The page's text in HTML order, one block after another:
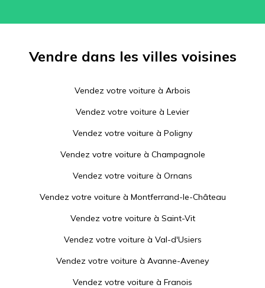
Vendre dans les villes voisines
Vendez votre voiture à Arbois
Vendez votre voiture à Levier
Vendez votre voiture à Poligny
Vendez votre voiture à Champagnole
Vendez votre voiture à Ornans
Vendez votre voiture à Montferrand-le-Château
Vendez votre voiture à Saint-Vit
Vendez votre voiture à Val-d'Usiers
Vendez votre voiture à Avanne-Aveney
Vendez votre voiture à Franois